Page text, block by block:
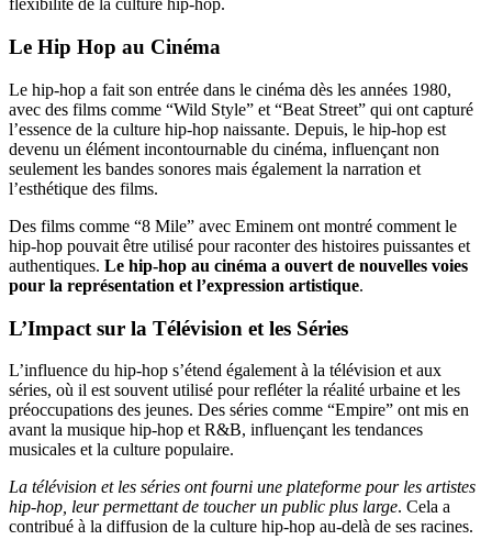
flexibilité de la culture hip-hop.
Le Hip Hop au Cinéma
Le hip-hop a fait son entrée dans le cinéma dès les années 1980,
avec des films comme “Wild Style” et “Beat Street” qui ont capturé
l’essence de la culture hip-hop naissante. Depuis, le hip-hop est
devenu un élément incontournable du cinéma, influençant non
seulement les bandes sonores mais également la narration et
l’esthétique des films.
Des films comme “8 Mile” avec Eminem ont montré comment le
hip-hop pouvait être utilisé pour raconter des histoires puissantes et
authentiques. Le hip-hop au cinéma a ouvert de nouvelles voies
pour la représentation et l’expression artistique.
L’Impact sur la Télévision et les Séries
L’influence du hip-hop s’étend également à la télévision et aux
séries, où il est souvent utilisé pour refléter la réalité urbaine et les
préoccupations des jeunes. Des séries comme “Empire” ont mis en
avant la musique hip-hop et R&B, influençant les tendances
musicales et la culture populaire.
La télévision et les séries ont fourni une plateforme pour les artistes
hip-hop, leur permettant de toucher un public plus large. Cela a
contribué à la diffusion de la culture hip-hop au-delà de ses racines.